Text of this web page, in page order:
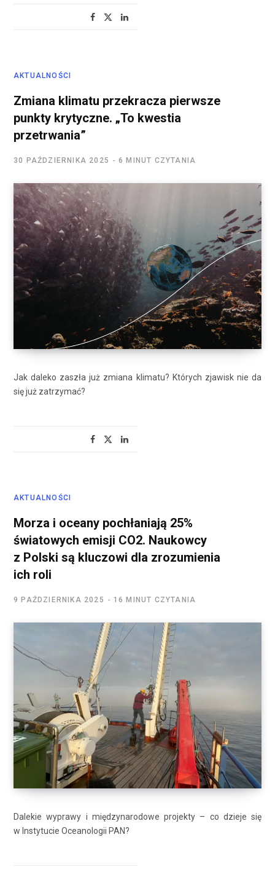
AKTUALNOŚCI
Zmiana klimatu przekracza pierwsze
punkty krytyczne. „To kwestia
przetrwania”
30 PAŹDZIERNIKA 2025 6 MINUT CZYTANIA
Jak daleko zaszła już zmiana klimatu? Których zjawisk nie da
się już zatrzymać?
AKTUALNOŚCI
Morza i oceany pochłaniają 25%
światowych emisji CO2. Naukowcy
z Polski są kluczowi dla zrozumienia
ich roli
9 PAŹDZIERNIKA 2025 16 MINUT CZYTANIA
Dalekie wyprawy i międzynarodowe projekty – co dzieje się
w Instytucie Oceanologii PAN?